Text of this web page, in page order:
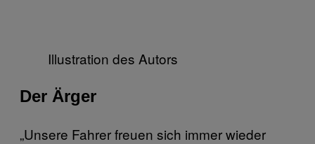
Illustration des Autors
Der Ärger
„Unsere Fahrer freuen sich immer wieder